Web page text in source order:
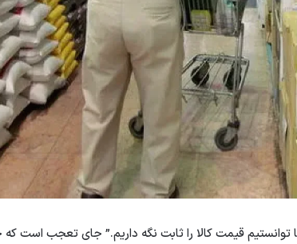
قیمت کالا را ثابت نگه داریم.” جای تعجب است که